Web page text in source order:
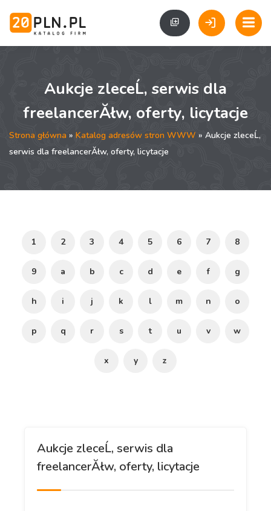
Aukcje zleceĹ, serwis dla
freelancerĂłw, oferty, licytacje
Strona główna » Katalog adresów stron WWW » Aukcje zleceĹ,
serwis dla freelancerĂłw, oferty, licytacje
1 2 3 4 5 6 7 8
9 a b c d e f g
h i j k l m n o
p q r s t u v w
x y z
Aukcje zleceĹ, serwis dla
freelancerĂłw, oferty, licytacje